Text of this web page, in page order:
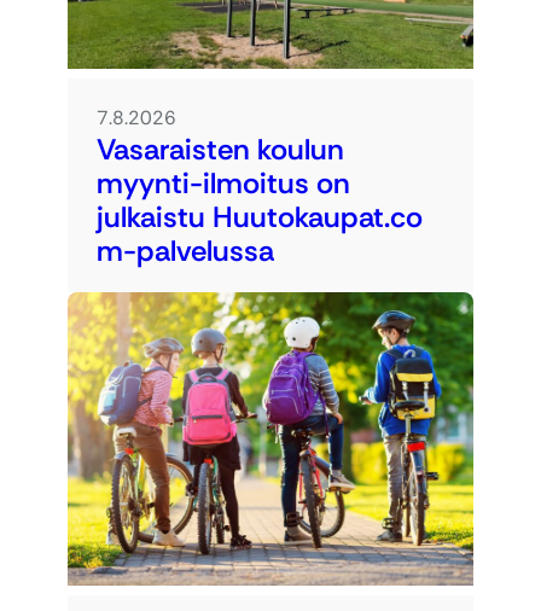
7.8.2026
Vasaraisten koulun
myynti-ilmoitus on
julkaistu Huutokaupat.co
m-palvelussa